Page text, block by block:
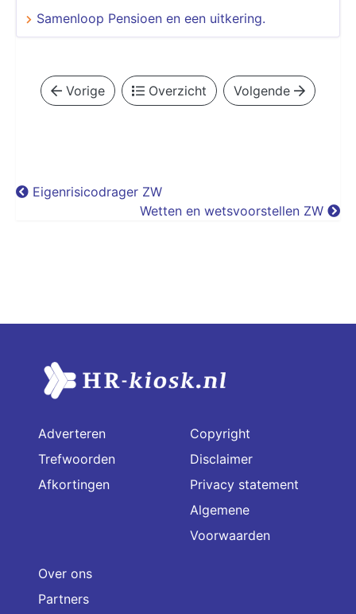
Samenloop Pensioen en een uitkering.
Vorige Overzicht Volgende
Eigenrisicodrager ZW
Wetten en wetsvoorstellen ZW
Adverteren
Trefwoorden
Afkortingen
Copyright
Disclaimer
Privacy statement
Algemene
Voorwaarden
Over ons
Partners